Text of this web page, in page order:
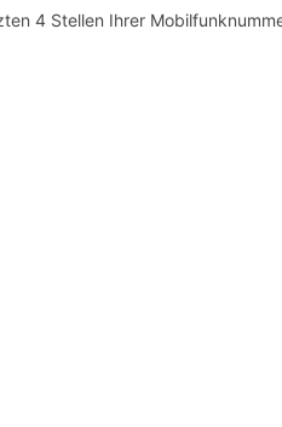
4 Stellen Ihrer